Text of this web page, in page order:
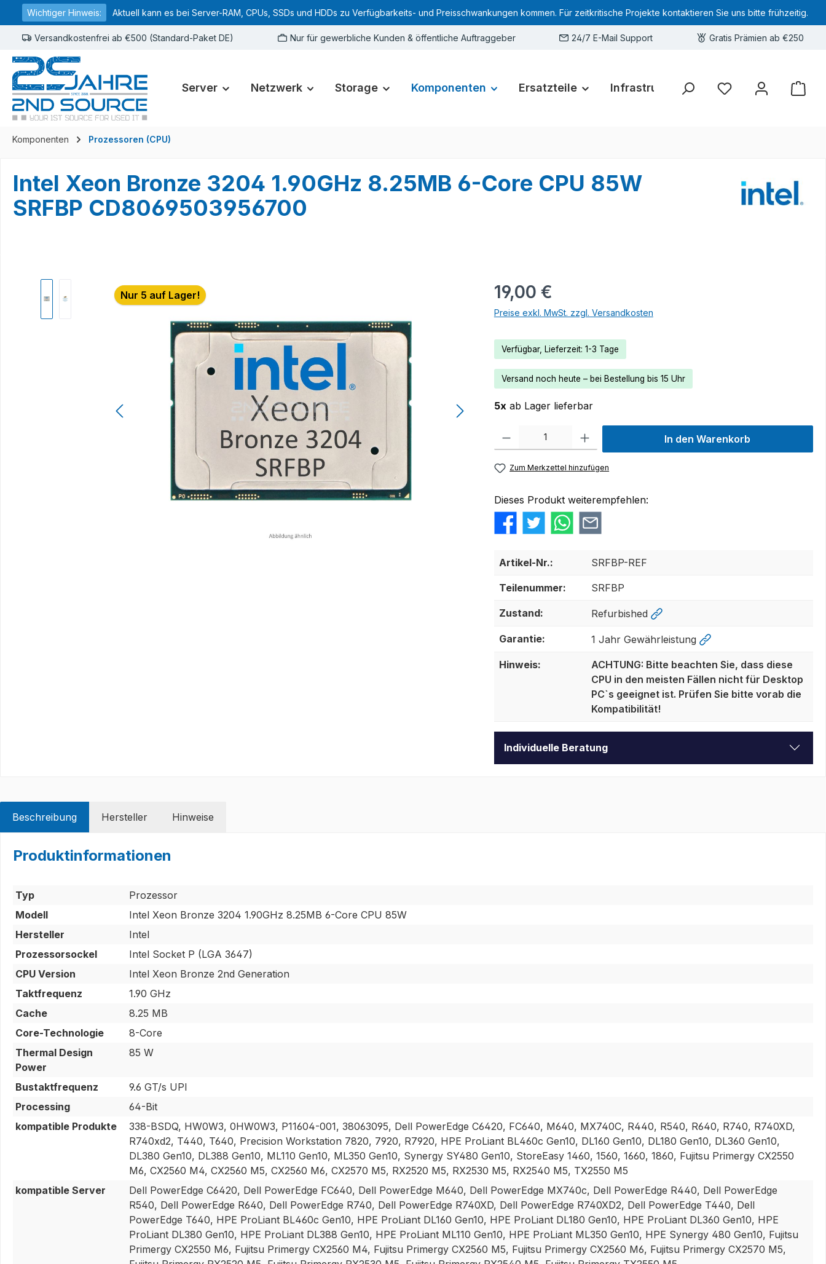
Zur Hauptnavigation springen
Wichtiger Hinweis: Aktuell kann es bei Server-RAM, CPUs, SSDs und HDDs zu Verfügbarkeits- und Preisschwankungen kommen. Für zeitkritische Projekte kontaktieren Sie uns bitte frühzeitig.
Versandkostenfrei ab €500 (Standard-Paket DE) Nur für gewerbliche Kunden & öffentliche Auftraggeber 24/7 E-Mail Support Gratis Prämien ab €250
Server Netzwerk Storage Komponenten Ersatzteile Infrastruktur Hardware-Deals
Sie haben 0 Produkte
Komponenten Prozessoren (CPU)
Intel Xeon Bronze 3204 1.90GHz 8.25MB 6-Core CPU 85W
SRFBP CD8069503956700
Bildergalerie überspringen
Nur 5 auf Lager! 19,00 €
Preise exkl. MwSt. zzgl. Versandkosten
Verfügbar, Lieferzeit: 1-3 Tage
Versand noch heute – bei Bestellung bis 15 Uhr
5x ab Lager lieferbar
Produkt Anzahl: Gib den gewünschten Wert ein oder benutze die Schaltflächen um die
In den Warenkorb
Zum Merkzettel hinzufügen
Dieses Produkt weiterempfehlen:
Artikel-Nr.: SRFBP-REF
Teilenummer: SRFBP
Zustand: Refurbished
Garantie: 1 Jahr Gewährleistung
Hinweis:
ACHTUNG: Bitte beachten Sie, dass diese
CPU in den meisten Fällen nicht für Desktop
PC`s geeignet ist. Prüfen Sie bitte vorab die
Kompatibilität!
Individuelle Beratung
Beschreibung Hersteller Hinweise
Produktinformationen
Typ
Prozessor
Modell
Intel Xeon Bronze 3204 1.90GHz 8.25MB 6-Core CPU 85W
Hersteller
Intel
Prozessorsockel
Intel Socket P (LGA 3647)
CPU Version
Intel Xeon Bronze 2nd Generation
Taktfrequenz
1.90 GHz
Cache
8.25 MB
Core-Technologie
8-Core
Thermal Design
Power
85 W
Bustaktfrequenz
9.6 GT/s UPI
Processing
64-Bit
kompatible Produkte
338-BSDQ, HW0W3, 0HW0W3, P11604-001, 38063095, Dell PowerEdge C6420, FC640, M640, MX740C, R440, R540, R640, R740, R740XD,
R740xd2, T440, T640, Precision Workstation 7820, 7920, R7920, HPE ProLiant BL460c Gen10, DL160 Gen10, DL180 Gen10, DL360 Gen10,
DL380 Gen10, DL388 Gen10, ML110 Gen10, ML350 Gen10, Synergy SY480 Gen10, StoreEasy 1460, 1560, 1660, 1860, Fujitsu Primergy CX2550
M6, CX2560 M4, CX2560 M5, CX2560 M6, CX2570 M5, RX2520 M5, RX2530 M5, RX2540 M5, TX2550 M5
kompatible Server
Dell PowerEdge C6420, Dell PowerEdge FC640, Dell PowerEdge M640, Dell PowerEdge MX740c, Dell PowerEdge R440, Dell PowerEdge
R540, Dell PowerEdge R640, Dell PowerEdge R740, Dell PowerEdge R740XD, Dell PowerEdge R740XD2, Dell PowerEdge T440, Dell
PowerEdge T640, HPE ProLiant BL460c Gen10, HPE ProLiant DL160 Gen10, HPE ProLiant DL180 Gen10, HPE ProLiant DL360 Gen10, HPE
ProLiant DL380 Gen10, HPE ProLiant DL388 Gen10, HPE ProLiant ML110 Gen10, HPE ProLiant ML350 Gen10, HPE Synergy 480 Gen10, Fujitsu
Primergy CX2550 M6, Fujitsu Primergy CX2560 M4, Fujitsu Primergy CX2560 M5, Fujitsu Primergy CX2560 M6, Fujitsu Primergy CX2570 M5,